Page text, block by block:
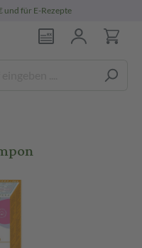
und für E-Rezepte